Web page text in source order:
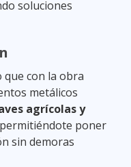
soluciones
que con la obra
metálicos
agrícolas y
poner
sin demoras